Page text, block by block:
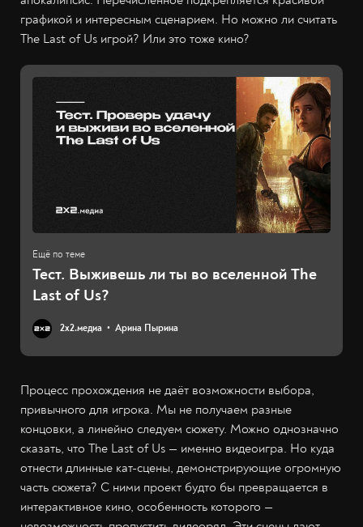
графикой и интересным сценарием. Но можно ли считать
The Last of Us игрой? Или это тоже кино?
Тест. Выживешь ли ты во вселенной The
Last of Us?
2х2.медиа Арина Пырина
Процесс прохождения не даёт возможности выбора,
привычного для игрока. Мы не получаем разные
концовки, а линейно следуем сюжету. Можно однозначно
сказать, что The Last of Us — именно видеоигра. Но куда
отнести длинные кат-сцены, демонстрирующие огромную
часть сюжета? С ними проект будто бы превращается в
интерактивное кино, особенность которого —